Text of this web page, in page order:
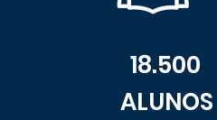
18.500
ALUNOS